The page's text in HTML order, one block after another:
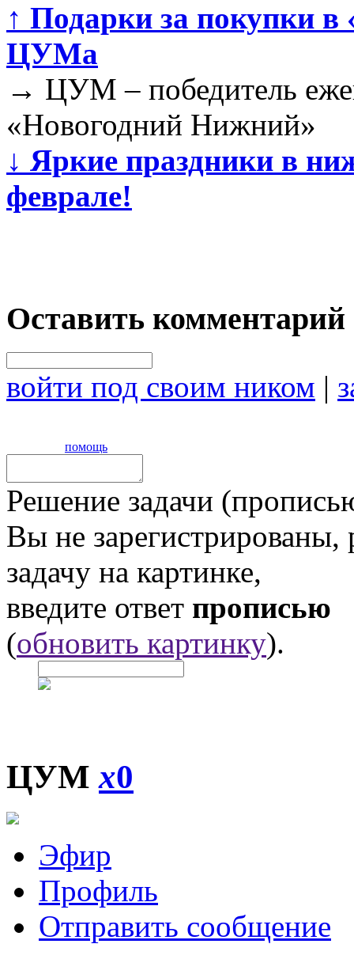
↑ Подарки за покупки в
ЦУМа
→ ЦУМ ‒ победитель
«Новогодний Нижний»
↓ Яркие праздники в
феврале!
Оставить комментарий
войти под своим ником |
помощь
Решение задачи
Вы не
задачу на картинке,
введите ответ прописью
(обновить картинку).
ЦУМx0
Эфир
Профиль
Отправить сообщение